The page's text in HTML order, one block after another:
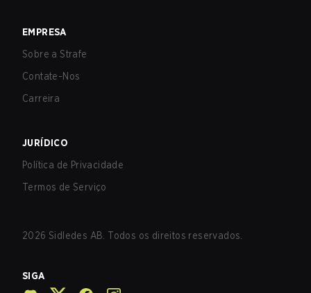
EMPRESA
Sobre a Strafe
Contate-Nos
Carreira
JURÍDICO
Política de Privacidade
Termos de Serviço
2026 Sidledes AB. Todos os direitos reservados.
SIGA